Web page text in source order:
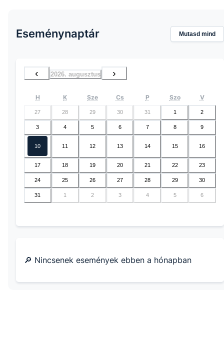
Eseménynaptár Mutasd mind
‹ 2026. augusztus ›
H K Sze Cs P Szo V
27 28 29 30 31 1 2
3 4 5 6 7 8 9
10 11 12 13 14 15 16
17 18 19 20 21 22 23
24 25 26 27 28 29 30
31 1 2 3 4 5 6
🔎 Nincsenek események ebben a hónapban